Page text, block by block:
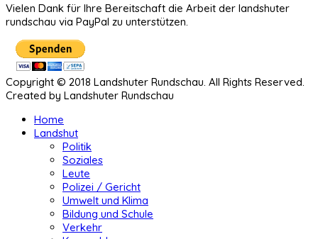
Vielen Dank für Ihre Bereitschaft die Arbeit der landshuter
rundschau via PayPal zu unterstützen.
Copyright © 2018 Landshuter Rundschau. All Rights Reserved.
Created by Landshuter Rundschau
Home
Landshut
Politik
Soziales
Leute
Polizei / Gericht
Umwelt und Klima
Bildung und Schule
Verkehr